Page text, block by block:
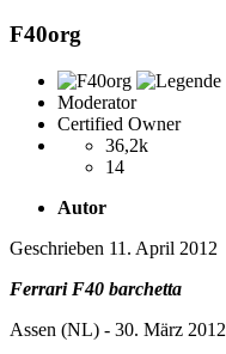
F40org
Moderator
Certified Owner
36,2k
14
Autor
Geschrieben 11. April 2012
Ferrari F40 barchetta
Assen (NL) - 30. März 2012